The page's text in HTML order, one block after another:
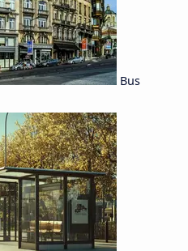
Bus